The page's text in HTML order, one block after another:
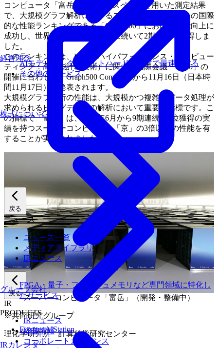
戻る
ニュース
ニュース一覧
メディアライブラリ
IRニュース
戻る
IR
IRニュース
経営情報
コーポレートガバナンス
経営理念
グループ会社
AIモデルを、ターゲットハードウェアで最速にする
その他のサービス
FPGA・量子・フラッシュメモリなど専門領域に特化し
たサービス
PRODUCTS
Fixstars AIStation
株式について
IRカレンダー
コンピュータ「富岳」
のフルスペックを用いた測定結果
で、大規模グラフ解析に関するスーパーコンピュータの国際
的な性能ランキングである「Graph500」における性能向上に
成功し、世界第1位を2020年6月に続いて2期連続で獲得しま
した。
このランキングは、HPC（ハイパフォーマンス・コンピュー
ティング：高性能計算技術）に関する国際会議「SC20」の
開催に合わせて、Graph500 Committeeから11月16日（日本時
間11月17日）に発表されます。
大規模グラフ解析の性能は、大規模かつ複雑なデータ処理が
求められるビッグデータの解析において重要な指標です。こ
の指標で「富岳」は、2015年6月から9期連続第1位獲得の実
績を持つスーパーコンピュータ「京」の3倍以上の性能を有
することが実証されました。
スーパーコンピュータ「富岳」（開発・整備中）
※共同研究グループ
理化学研究所 計算科学研究センター